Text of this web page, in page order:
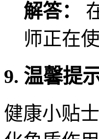
解答：
师正在
9. 温馨提
健康小贴